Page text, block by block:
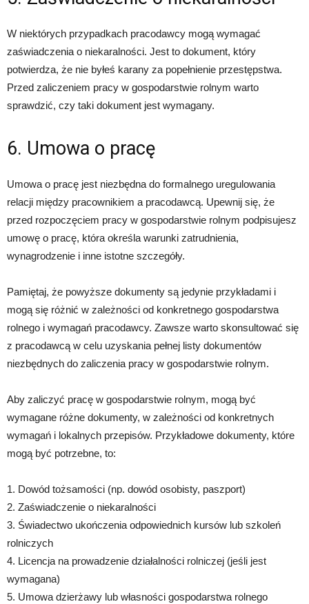
W niektórych przypadkach pracodawcy mogą wymagać
zaświadczenia o niekaralności. Jest to dokument, który
potwierdza, że nie byłeś karany za popełnienie przestępstwa.
Przed zaliczeniem pracy w gospodarstwie rolnym warto
sprawdzić, czy taki dokument jest wymagany.
6. Umowa o pracę
Umowa o pracę jest niezbędna do formalnego uregulowania
relacji między pracownikiem a pracodawcą. Upewnij się, że
przed rozpoczęciem pracy w gospodarstwie rolnym podpisujesz
umowę o pracę, która określa warunki zatrudnienia,
wynagrodzenie i inne istotne szczegóły.
Pamiętaj, że powyższe dokumenty są jedynie przykładami i
mogą się różnić w zależności od konkretnego gospodarstwa
rolnego i wymagań pracodawcy. Zawsze warto skonsultować się
z pracodawcą w celu uzyskania pełnej listy dokumentów
niezbędnych do zaliczenia pracy w gospodarstwie rolnym.
Aby zaliczyć pracę w gospodarstwie rolnym, mogą być
wymagane różne dokumenty, w zależności od konkretnych
wymagań i lokalnych przepisów. Przykładowe dokumenty, które
mogą być potrzebne, to:
1. Dowód tożsamości (np. dowód osobisty, paszport)
2. Zaświadczenie o niekaralności
3. Świadectwo ukończenia odpowiednich kursów lub szkoleń
rolniczych
4. Licencja na prowadzenie działalności rolniczej (jeśli jest
wymagana)
5. Umowa dzierżawy lub własności gospodarstwa rolnego